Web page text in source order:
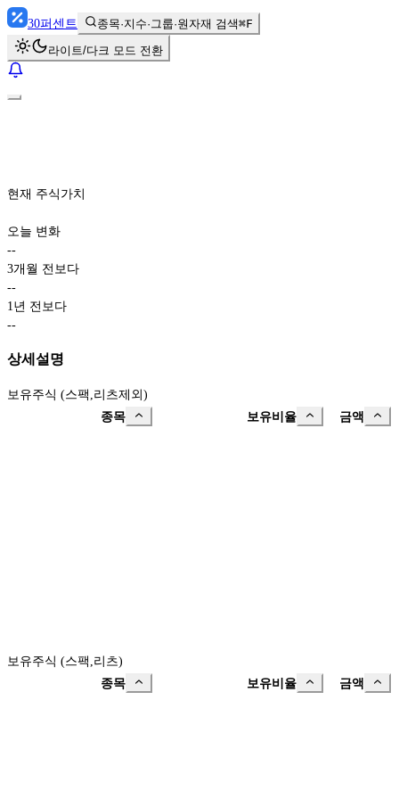
30퍼센트 종목·지수·그룹·원자재 검색⌘F
라이트/다크 모드 전환
현재 주식가치
오늘 변화
--
3개월 전보다
--
1년 전보다
--
상세설명
보유주식 (스팩,리츠제외)
종목
보유비율 금액
보유주식 (스팩,리츠)
종목
보유비율 금액